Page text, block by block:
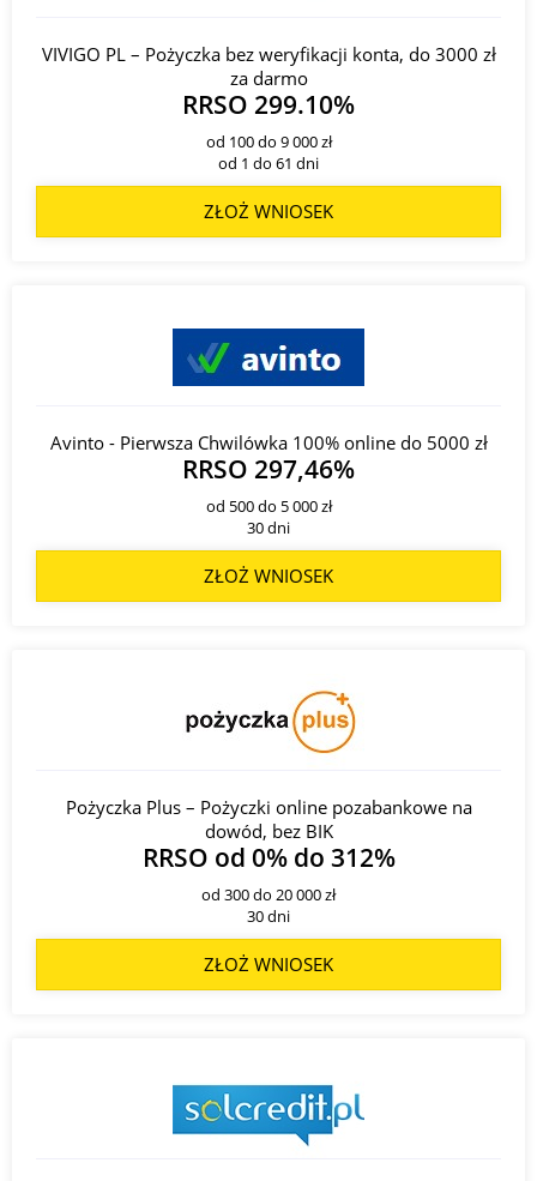
VIVIGO PL – Pożyczka bez weryfikacji konta, do 3000 zł
za darmo
RRSO 299.10%
od 100 do 9 000 zł
od 1 do 61 dni
ZŁOŻ WNIOSEK
Avinto - Pierwsza Chwilówka 100% online do 5000 zł
RRSO 297,46%
od 500 do 5 000 zł
30 dni
ZŁOŻ WNIOSEK
Pożyczka Plus – Pożyczki online pozabankowe na
dowód, bez BIK
RRSO od 0% do 312%
od 300 do 20 000 zł
30 dni
ZŁOŻ WNIOSEK